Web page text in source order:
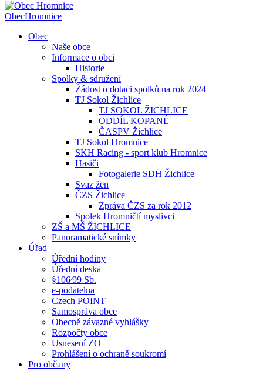
ObecHromnice
Obec
Naše obce
Informace o obci
Historie
Spolky & sdružení
Žádost o dotaci spolků na rok 2024
TJ Sokol Žichlice
TJ SOKOL ŽICHLICE
ODDÍL KOPANÉ
ČASPV Žichlice
TJ Sokol Hromnice
SKH Racing - sport klub Hromnice
Hasiči
Fotogalerie SDH Žichlice
Svaz žen
ČZS Žichlice
Zpráva ČZS za rok 2012
Spolek Hromničtí myslivci
ZŠ a MŠ ŽICHLICE
Panoramatické snímky
Úřad
Úřední hodiny
Úřední deska
§106⁄99 Sb.
e-podatelna
Czech POINT
Samospráva obce
Obecně závazné vyhlášky
Rozpočty obce
Usnesení ZO
Prohlášení o ochraně soukromí
Pro občany